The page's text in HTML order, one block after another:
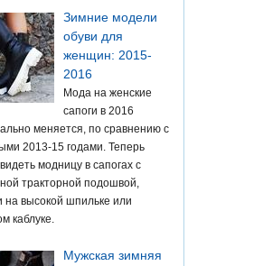
Зимние модели
обуви для
женщин: 2015-
2016
Мода на женские
сапоги в 2016
меняется, по сравнению с
2013-15 годами. Теперь
модницу в сапогах с
тракторной подошвой,
на высокой шпильке или
каблуке.
Мужская зимняя